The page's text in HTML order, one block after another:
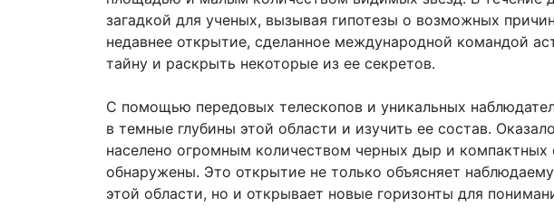
загадкой для ученых, вызывая гипотезы о возможных
недавнее открытие, сделанное международной командой
тайну и раскрыть некоторые из ее секретов.
С помощью передовых телескопов и уникальных
в темные глубины этой области и изучить ее состав.
населено огромным количеством черных дыр и компактных
обнаружены. Это открытие не только объясняет
этой области, но и открывает новые горизонты для